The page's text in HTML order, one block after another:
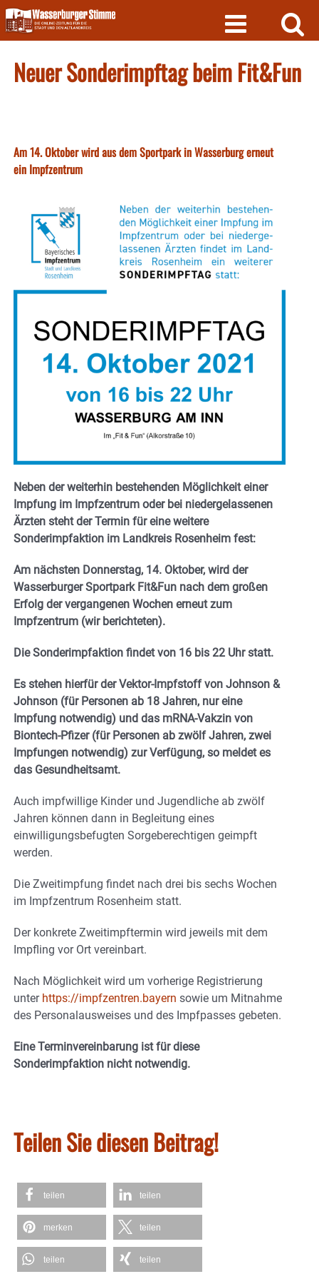
Skip
to
content
Neuer Sonderimpftag beim Fit&Fun
Am 14. Oktober wird aus dem Sportpark in Wasserburg erneut
ein Impfzentrum
Neben der weiterhin bestehenden Möglichkeit einer
Impfung im Impfzentrum oder bei niedergelassenen
Ärzten steht der Termin für eine weitere
Sonderimpfaktion im Landkreis Rosenheim fest:
Am nächsten Donnerstag, 14. Oktober, wird der
Wasserburger Sportpark Fit&Fun nach dem großen
Erfolg der vergangenen Wochen erneut zum
Impfzentrum (wir berichteten).
Die Sonderimpfaktion findet von 16 bis 22 Uhr statt.
Es stehen hierfür der Vektor-Impfstoff von Johnson &
Johnson (für Personen ab 18 Jahren, nur eine
Impfung notwendig) und das mRNA-Vakzin von
Biontech-Pfizer (für Personen ab zwölf Jahren, zwei
Impfungen notwendig) zur Verfügung, so meldet es
das Gesundheitsamt.
Auch impfwillige Kinder und Jugendliche ab zwölf
Jahren können dann in Begleitung eines
einwilligungsbefugten Sorgeberechtigen geimpft
werden.
Die Zweitimpfung findet nach drei bis sechs Wochen
im Impfzentrum Rosenheim statt.
Der konkrete Zweitimpftermin wird jeweils mit dem
Impfling vor Ort vereinbart.
Nach Möglichkeit wird um vorherige Registrierung
unter https://impfzentren.bayern sowie um Mitnahme
des Personalausweises und des Impfpasses gebeten.
Eine Terminvereinbarung ist für diese
Sonderimpfaktion nicht notwendig.
Teilen Sie diesen Beitrag!
teilen teilen
merken teilen
teilen teilen